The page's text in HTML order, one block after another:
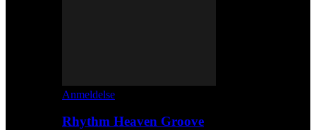
Anmeldelse
Rhythm Heaven Groove